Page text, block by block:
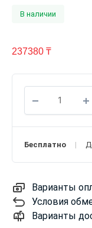
В наличии
237380 ₸
Бесплатно
Варианты
Условия
Варианты